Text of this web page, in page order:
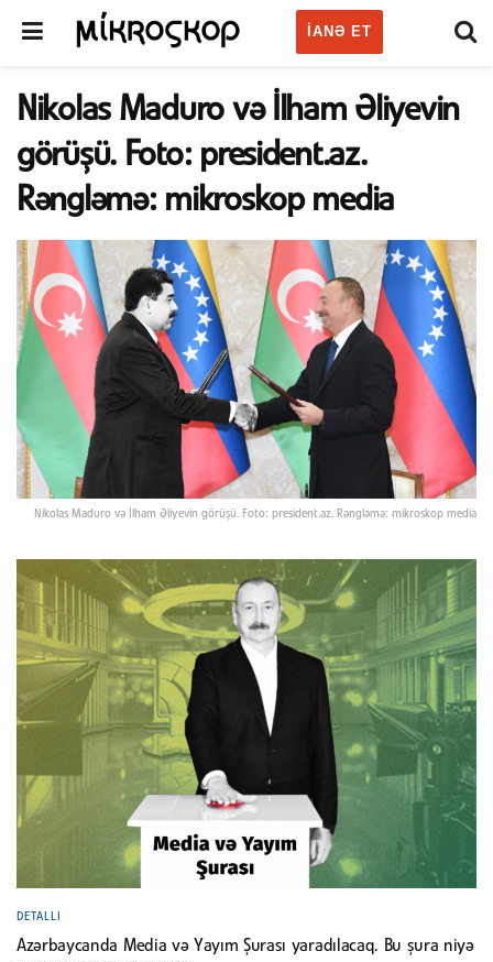
IANƏ ET
Nikolas Maduro və İlham Əliyevin
görüşü. Foto: president.az.
Rəngləmə: mikroskop media
Nikolas Maduro və İlham Əliyevin görüşü. Foto: president.az. Rəngləmə: mikroskop media
DETALLI
Azərbaycanda Media və Yayım Şurası yaradılacaq. Bu şura niyə